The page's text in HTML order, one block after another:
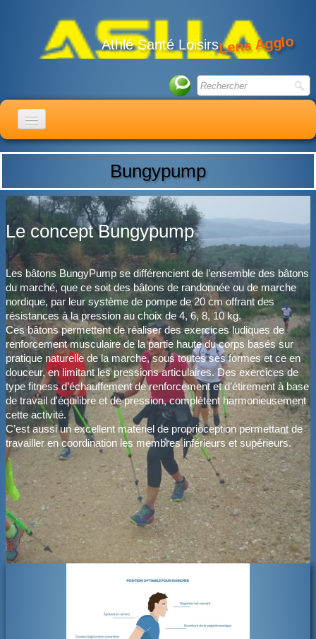
Athlé Santé LoisirsLens Agglo
ACCUEIL
ACTIVITÉS
ACTUALITÉS
CALENDRIER
ADHÉSION
LIENS
BOUTIQUE
CONTACT
PHOTOS▼
DONS
Bungypump
Le concept Bungypump
Les bâtons BungyPump se différencient de l’ensemble des bâtons
du marché, que ce soit des bâtons de randonnée ou de marche
nordique, par leur système de pompe de 20 cm offrant des
résistances à la pression au choix de 4, 6, 8, 10 kg.
Ces bâtons permettent de réaliser des exercices ludiques de
renforcement musculaire de la partie haute du corps basés sur
pratique naturelle de la marche, sous toutes ses formes et ce en
douceur, en limitant les pressions articulaires. Des exercices de
type fitness d’échauffement de renforcement et d’étirement à base
de travail d'équilibre et de pression, complètent harmonieusement
cette activité.
C’est aussi un excellent matériel de proprioception permettant de
travailler en coordination les membres inférieurs et supérieurs.